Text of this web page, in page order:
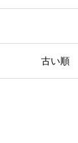
古い順